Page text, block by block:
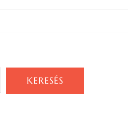
KERESÉS